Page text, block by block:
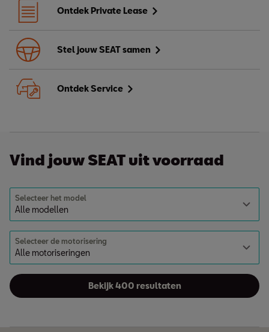
Ontdek Private Lease
Stel jouw SEAT samen
Ontdek Service
Vind jouw SEAT uit voorraad
Selecteer het model
Selecteer de motorisering
Bekijk 400 resultaten